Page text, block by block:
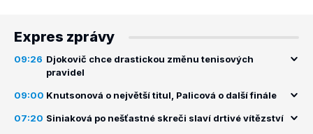
Expres zprávy
09:26 Djokovič chce drastickou změnu tenisových
pravidel
09:00 Knutsonová o největší titul, Palicová o další finále
07:20 Siniaková po nešťastné skreči slaví drtivé vítězství